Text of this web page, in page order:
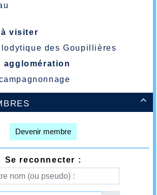
visiter
des Goupillières
agglomération

Devenir membre
Se reconnecter :